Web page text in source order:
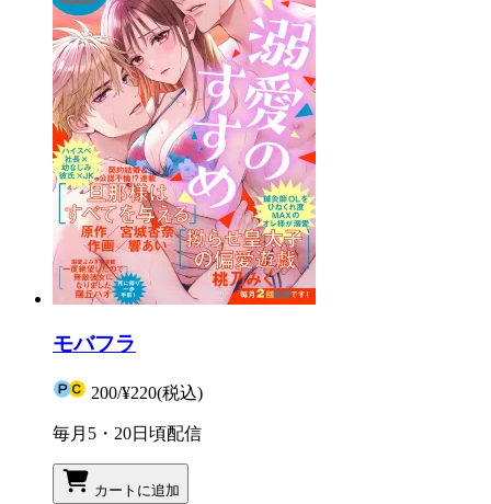
モバフラ
200/¥220(税込)
毎月5・20日頃配信
カートに追加